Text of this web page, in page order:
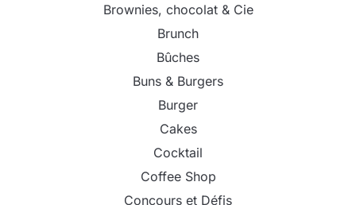
Brownies, chocolat & Cie
Brunch
Bûches
Buns & Burgers
Burger
Cakes
Cocktail
Coffee Shop
Concours et Défis